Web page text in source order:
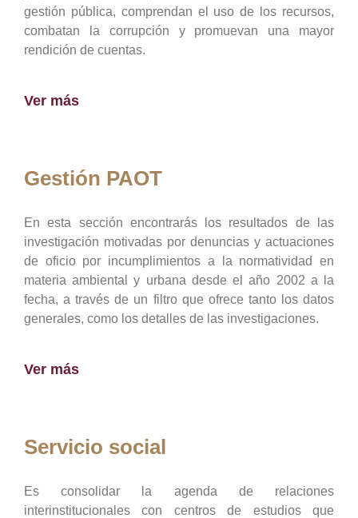
gestión pública, comprendan el uso de los recursos,
combatan la corrupción y promuevan una mayor
rendición de cuentas.
Ver más
Gestión PAOT
En esta sección encontrarás los resultados de las
investigación motivadas por denuncias y actuaciones
de oficio por incumplimientos a la normatividad en
materia ambiental y urbana desde el año 2002 a la
fecha, a través de un filtro que ofrece tanto los datos
generales, como los detalles de las investigaciones.
Ver más
Servicio social
Es consolidar la agenda de relaciones
interinstitucionales con centros de estudios que